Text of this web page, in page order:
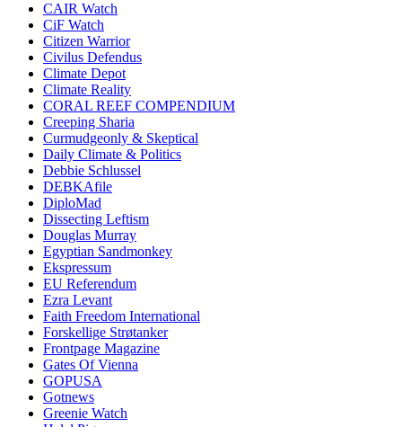
CAIR Watch
CiF Watch
Citizen Warrior
Civilus Defendus
Climate Depot
Climate Reality
CORAL REEF COMPENDIUM
Creeping Sharia
Curmudgeonly & Skeptical
Daily Climate & Politics
Debbie Schlussel
DEBKAfile
DiploMad
Dissecting Leftism
Douglas Murray
Egyptian Sandmonkey
Ekspressum
EU Referendum
Ezra Levant
Faith Freedom International
Forskellige Strøtanker
Frontpage Magazine
Gates Of Vienna
GOPUSA
Gotnews
Greenie Watch